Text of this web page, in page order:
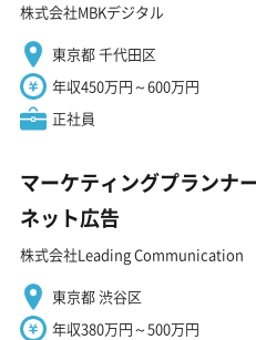
株式会社MBKデジタル
東京都 千代田区
年収450万円～600万円
正社員
マーケティングプランナ
ネット広告
株式会社Leading Communication
東京都 渋谷区
年収380万円～500万円